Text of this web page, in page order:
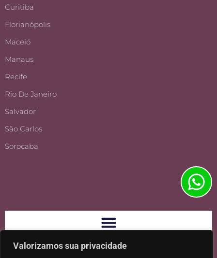
Valorizamos sua privacidade
Curitiba
Florianópolis
Maceió
Manaus
Recife
Rio De Janeiro
Salvador
São Carlos
Sorocaba